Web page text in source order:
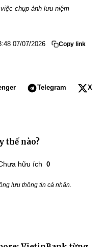
chụp ảnh lưu niệm
07/07/2026 Copy link
Telegram X
thế nào?
hữu ích 0
lưu thông tin cá nhân.